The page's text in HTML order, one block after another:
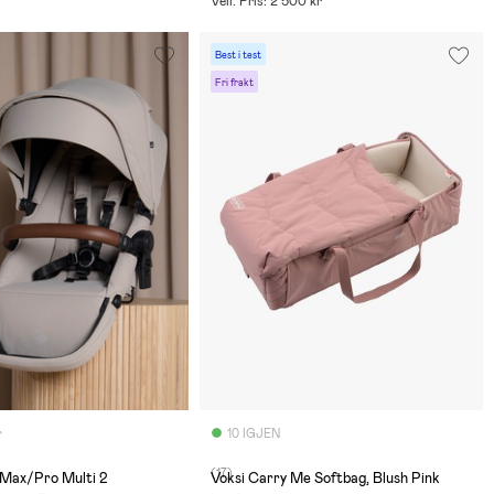
Pro Multi 2
Best i test
Fri frakt
10 IGJEN
(17)
Voksi Carry Me Softbag, Blush Pink